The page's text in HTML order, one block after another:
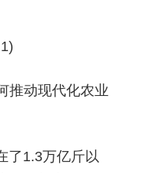
推动现代化农业
了1.3万亿斤以